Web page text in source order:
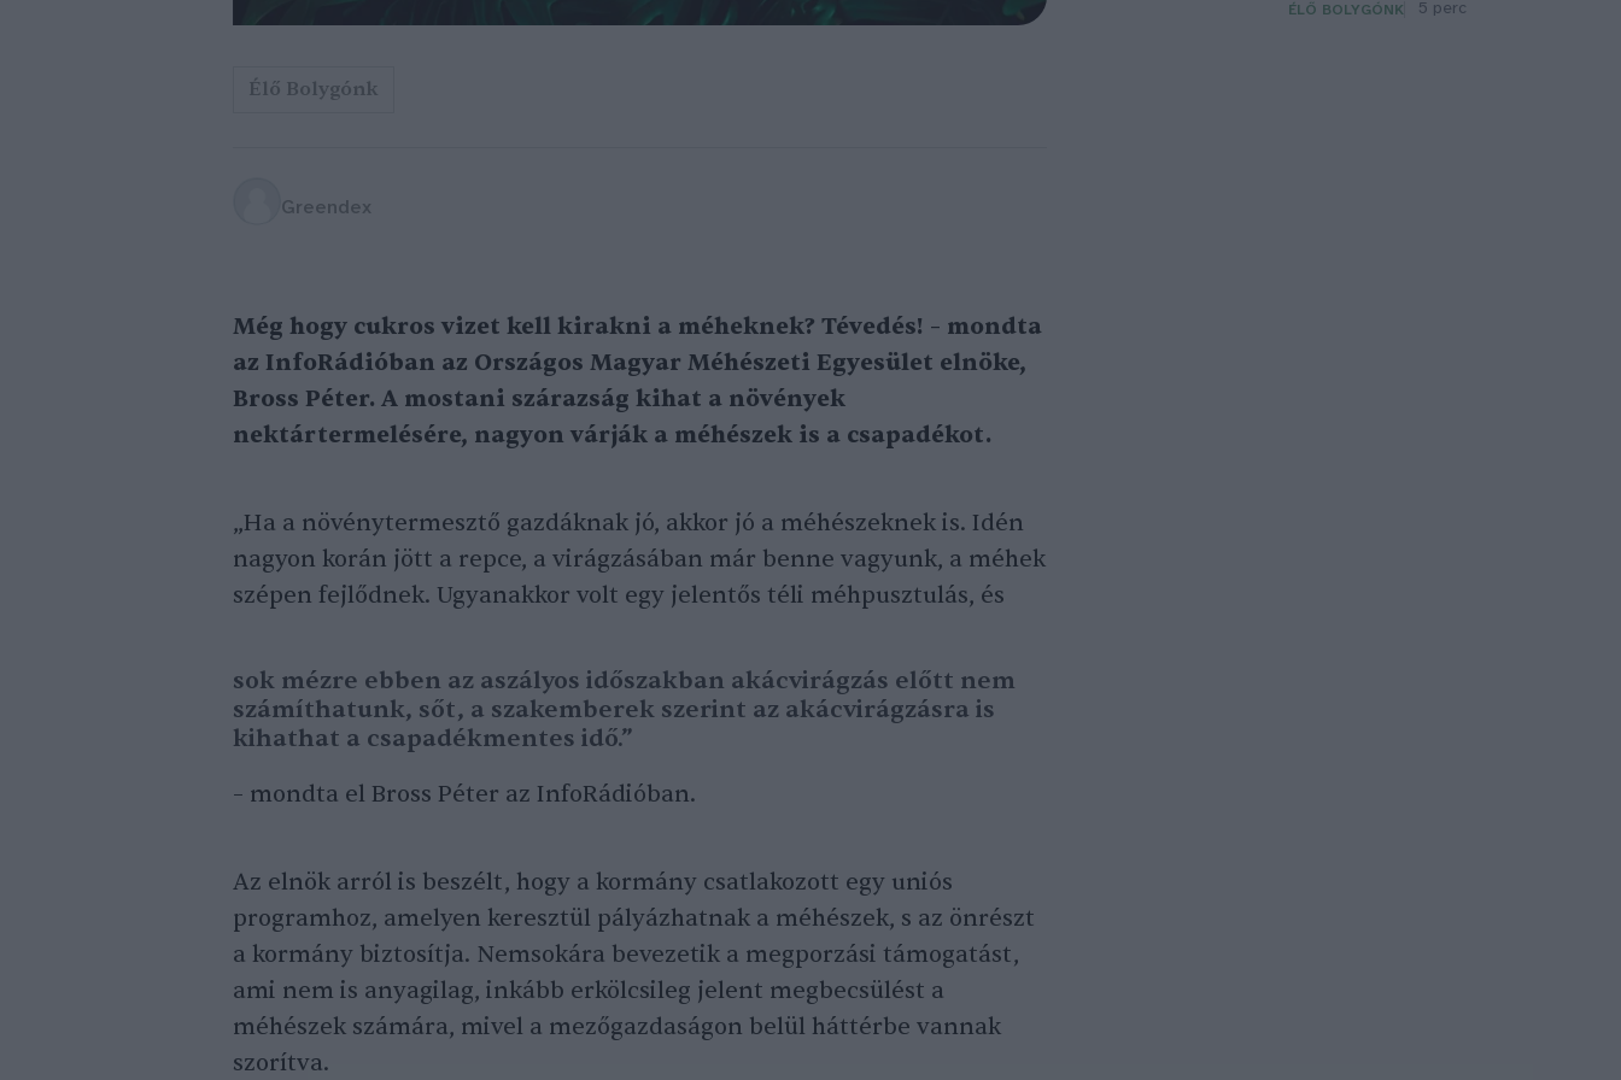
ÉLŐ BOLYGÓNK 5 perc
Élő Bolygónk
Greendex
Még hogy cukros vizet kell kirakni a méheknek? Tévedés! – mondta
az InfoRádióban az Országos Magyar Méhészeti Egyesület elnöke,
Bross Péter. A mostani szárazság kihat a növények
nektártermelésére, nagyon várják a méhészek is a csapadékot.
„Ha a növénytermesztő gazdáknak jó, akkor jó a méhészeknek is. Idén
nagyon korán jött a repce, a virágzásában már benne vagyunk, a méhek
szépen fejlődnek. Ugyanakkor volt egy jelentős téli méhpusztulás, és
sok mézre ebben az aszályos időszakban akácvirágzás előtt nem
számíthatunk, sőt, a szakemberek szerint az akácvirágzásra is
kihathat a csapadékmentes idő.”
– mondta el Bross Péter az InfoRádióban.
Az elnök arról is beszélt, hogy a kormány csatlakozott egy uniós
programhoz, amelyen keresztül pályázhatnak a méhészek, s az önrészt
a kormány biztosítja. Nemsokára bevezetik a megporzási támogatást,
ami nem is anyagilag, inkább erkölcsileg jelent megbecsülést a
méhészek számára, mivel a mezőgazdaságon belül háttérbe vannak
szorítva.